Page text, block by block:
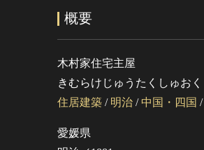
概要
木村家住宅主屋
きむらけじゅうたくしゅおく
住居建築 / 明治 / 中国・四国 /
愛媛県